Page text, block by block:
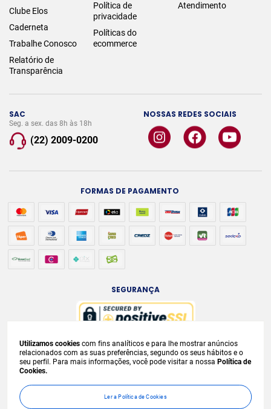
SAC
Seg. a sex. das 8h às 18h
(22) 2009-0200
NOSSAS REDES SOCIAIS
Clube Elos
Caderneta
Trabalhe Conosco
Relatório de
Transparência
Política de
privacidade
Políticas do
ecommerce
Atendimento
FORMAS DE PAGAMENTO
SEGURANÇA
A venda e o consumo de bebidas alcoólicas são proibidos para menores de
18 anos. Bebida Alcoólica pode causar dependência química e, em excesso,
provoca
condições exclusivas para internet e válidos durante o dia de hoje, podendo
sofrer alterações sem
prévia notificação. No caso de faltar algum produto,
Utilizamos cookies com fins analíticos e para lhe mostrar anúncios
relacionados com as suas preferências, segundo os seus hábitos e o
seu perfil. Para mais informações, você pode visitar a nossa Política de
Cookies.
Ler a Política de Cookies